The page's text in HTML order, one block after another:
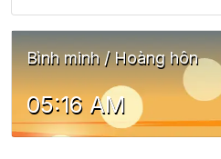
Bình minh / Hoàng hôn
05:16 AM